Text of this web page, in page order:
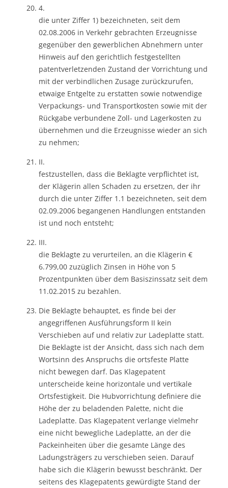
4.
die unter Ziffer 1) bezeichneten, seit dem
02.08.2006 in Verkehr gebrachten Erzeugnisse
gegenüber den gewerblichen Abnehmern unter
Hinweis auf den gerichtlich festgestellten
patentverletzenden Zustand der Vorrichtung und
mit der verbindlichen Zusage zurückzurufen,
etwaige Entgelte zu erstatten sowie notwendige
Verpackungs- und Transportkosten sowie mit der
Rückgabe verbundene Zoll- und Lagerkosten zu
übernehmen und die Erzeugnisse wieder an sich
zu nehmen;
II.
festzustellen, dass die Beklagte verpflichtet ist,
der Klägerin allen Schaden zu ersetzen, der ihr
durch die unter Ziffer 1.1 bezeichneten, seit dem
02.09.2006 begangenen Handlungen entstanden
ist und noch entsteht;
III.
die Beklagte zu verurteilen, an die Klägerin €
6.799,00 zuzüglich Zinsen in Höhe von 5
Prozentpunkten über dem Basiszinssatz seit dem
11.02.2015 zu bezahlen.
Die Beklagte behauptet, es finde bei der
angegriffenen Ausführungsform II kein
Verschieben auf und relativ zur Ladeplatte statt.
Die Beklagte ist der Ansicht, dass sich nach dem
Wortsinn des Anspruchs die ortsfeste Platte
nicht bewegen darf. Das Klagepatent
unterscheide keine horizontale und vertikale
Ortsfestigkeit. Die Hubvorrichtung definiere die
Höhe der zu beladenden Palette, nicht die
Ladeplatte. Das Klagepatent verlange vielmehr
eine nicht bewegliche Ladeplatte, an der die
Packeinheiten über die gesamte Länge des
Ladungsträgers zu verschieben seien. Darauf
habe sich die Klägerin bewusst beschränkt. Der
seitens des Klagepatents gewürdigte Stand der